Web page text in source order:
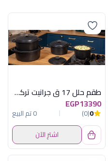
طقم حلل 17 ق جرانيت تركى اسود
EGP13390
0
(0)
0 تم البيع
اشترِ الآن